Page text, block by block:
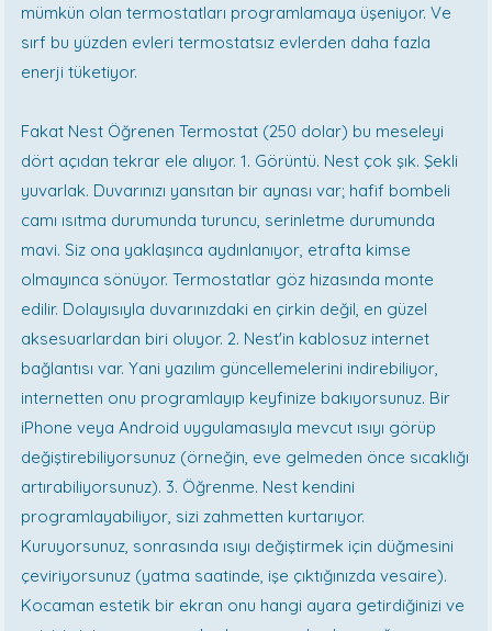
mümkün olan termostatları programlamaya üşeniyor. Ve
sırf bu yüzden evleri termostatsız evlerden daha fazla
enerji tüketiyor.
Fakat Nest Öğrenen Termostat (250 dolar) bu meseleyi
dört açıdan tekrar ele alıyor. 1. Görüntü. Nest çok şık. Şekli
yuvarlak. Duvarınızı yansıtan bir aynası var; hafif bombeli
camı ısıtma durumunda turuncu, serinletme durumunda
mavi. Siz ona yaklaşınca aydınlanıyor, etrafta kimse
olmayınca sönüyor. Termostatlar göz hizasında monte
edilir. Dolayısıyla duvarınızdaki en çirkin değil, en güzel
aksesuarlardan biri oluyor. 2. Nest'in kablosuz internet
bağlantısı var. Yani yazılım güncellemelerini indirebiliyor,
internetten onu programlayıp keyfinize bakıyorsunuz. Bir
iPhone veya Android uygulamasıyla mevcut ısıyı görüp
değiştirebiliyorsunuz (örneğin, eve gelmeden önce sıcaklığı
artırabiliyorsunuz). 3. Öğrenme. Nest kendini
programlayabiliyor, sizi zahmetten kurtarıyor.
Kuruyorsunuz, sonrasında ısıyı değiştirmek için düğmesini
çeviriyorsunuz (yatma saatinde, işe çıktığınızda vesaire).
Kocaman estetik bir ekran onu hangi ayara getirdiğinizi ve